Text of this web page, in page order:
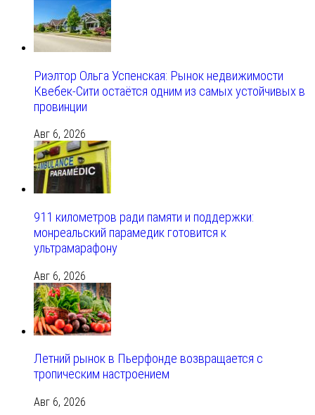
Риэлтор Ольга Успенская: Рынок недвижимости
Квебек-Сити остаётся одним из самых устойчивых в
провинции
Авг 6, 2026
911 километров ради памяти и поддержки:
монреальский парамедик готовится к
ультрамарафону
Авг 6, 2026
Летний рынок в Пьерфонде возвращается с
тропическим настроением
Авг 6, 2026